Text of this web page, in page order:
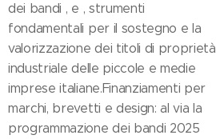
dei bandi , e , strumenti
fondamentali per il sostegno e la
valorizzazione dei titoli di proprietà
industriale delle piccole e medie
imprese italiane.Finanziamenti per
marchi, brevetti e design: al via la
programmazione dei bandi 2025